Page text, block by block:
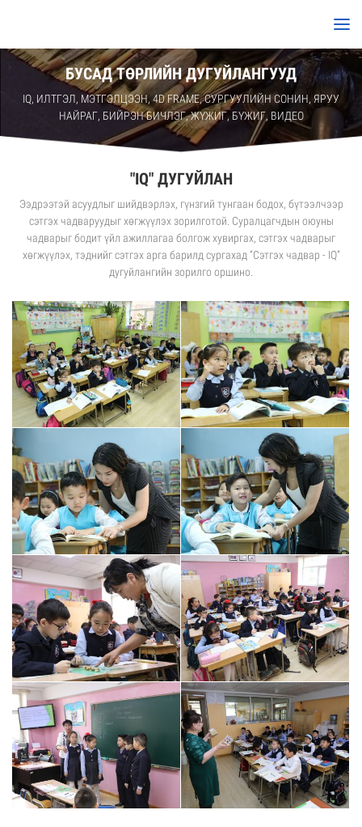
БУСАД ТӨРЛИЙН ДУГУЙЛАНГУУД
IQ, ИЛТГЭЛ, МЭТГЭЛЦЭЭН, 4D FRAME, СУРГУУЛИЙН СОНИН, ЯРУУ
НАЙРАГ, БИЙРЭН БИЧЛЭГ, ЖҮЖИГ, БҮЖИГ, ВИДЕО
"IQ" ДУГУЙЛАН
Ээдрээтэй асуудлыг шийдвэрлэх, гүнзгий тунгаан бодох, бүтээлчээр
сэтгэх чадваруудыг хөгжүүлэх зорилготой. Суралцагчдын оюуны
чадварыг бодит үйл ажиллагаа болгож хувиргах, сэтгэх чадварыг
хөгжүүлэх, тэднийг сэтгэх арга барилд сургахад “Сэтгэх чадвар - IQ”
дугуйлангийн зорилго оршино.